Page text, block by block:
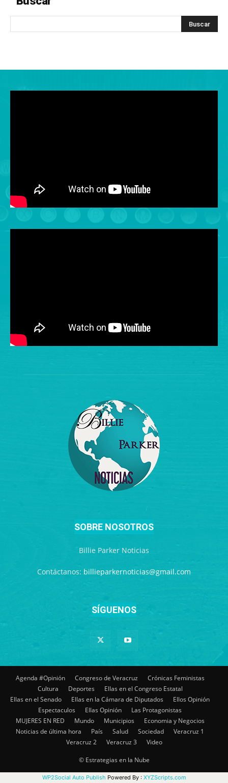
SOBRE NOSOTROS
Billie Parker Noticias
Contáctanos: billieparkernoticias@gmail.com
SÍGUENOS
Agenda #Opinión Congreso de Veracruz
Crónicas Feministas
Cultura
Deportes
Ellas en el Congreso Estatal
Ellas en el Senado
Ellas en la Cámara de Diputados
Ellos Opinión
Espectaculos
Ellas Opinión
Las Protagonistas
MUJERES EN RED
Mundo Municipios
Economia y Negocios
Noticias de última hora
País Salud Sociedad
Veracruz 1
Veracruz 2
Veracruz 3 Video
© Estrategias en la Nube
WP2Social Auto Publish Powered By : XYZScripts.com